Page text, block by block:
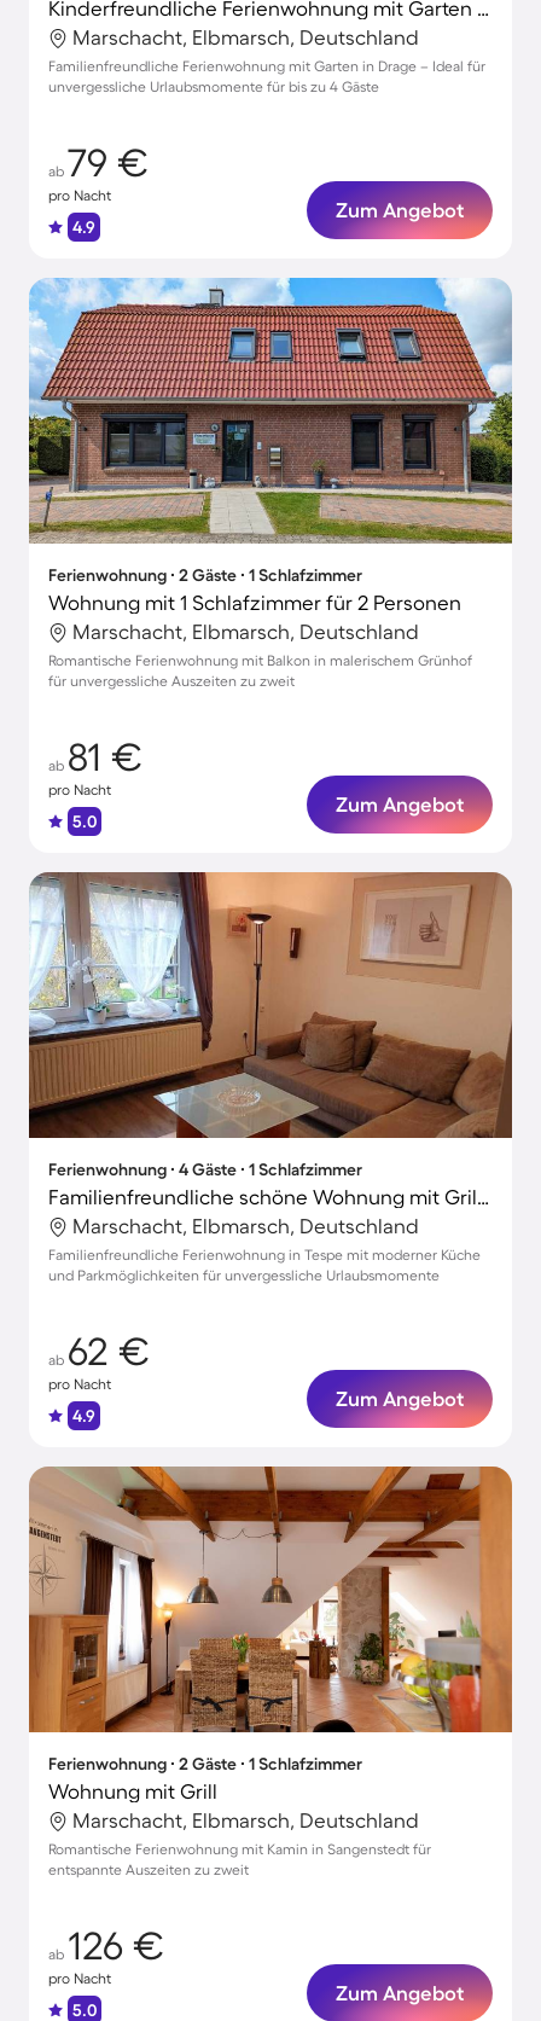
Kinderfreundliche Ferienwohnung mit Garten und Grill | Naturblick | Neben dem Strand
Marschacht, Elbmarsch, Deutschland
Familienfreundliche Ferienwohnung mit Garten in Drage – Ideal für
unvergessliche Urlaubsmomente für bis zu 4 Gäste
ab 79 €
pro Nacht
4.9
Zum Angebot
Ferienwohnung ∙ 2 Gäste ∙ 1 Schlafzimmer
Wohnung mit 1 Schlafzimmer für 2 Personen
Marschacht, Elbmarsch, Deutschland
Romantische Ferienwohnung mit Balkon in malerischem Grünhof
für unvergessliche Auszeiten zu zweit
ab 81 €
pro Nacht
5.0
Zum Angebot
Ferienwohnung ∙ 4 Gäste ∙ 1 Schlafzimmer
Familienfreundliche schöne Wohnung mit Grill und Garten
Marschacht, Elbmarsch, Deutschland
Familienfreundliche Ferienwohnung in Tespe mit moderner Küche
und Parkmöglichkeiten für unvergessliche Urlaubsmomente
ab 62 €
pro Nacht
4.9
Zum Angebot
Ferienwohnung ∙ 2 Gäste ∙ 1 Schlafzimmer
Wohnung mit Grill
Marschacht, Elbmarsch, Deutschland
Romantische Ferienwohnung mit Kamin in Sangenstedt für
entspannte Auszeiten zu zweit
ab 126 €
pro Nacht
5.0
Zum Angebot